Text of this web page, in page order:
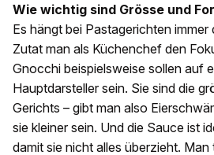
Wie wichtig sind Grösse und
Es hängt bei Pastagerichten
Zutat man als Küchenchef den
Gnocchi beispielsweise sollen auf
Hauptdarsteller sein. Sie sind die
Gerichts – gibt man also
sie kleiner sein. Und die Sauce ist
damit sie nicht alles überzieht.